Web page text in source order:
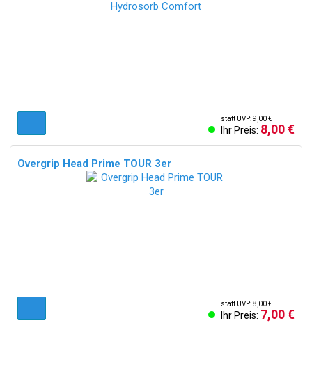
statt UVP: 9,00 €
Ihr Preis: 8,00 €
Overgrip Head Prime TOUR 3er
statt UVP: 8,00 €
Ihr Preis: 7,00 €